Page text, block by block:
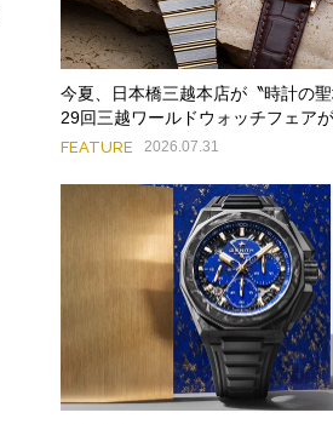
今夏、日本橋三越本店が〝時計の
29回三越ワールドウォッチフェア
FEATURE 2026.07.31